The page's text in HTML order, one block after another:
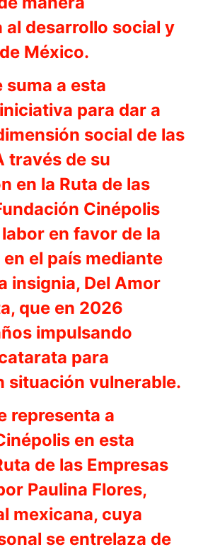
desarrollo social y
México.
suma a esta
para dar a
social de las
través de su
en la Ruta de las
Cinépolis
en favor de la
el país mediante
insignia, Del Amor
que en 2026
impulsando
para
situación vulnerable.
representa a
en esta
de las Empresas
Paulina Flores,
mexicana, cuya
se entrelaza de